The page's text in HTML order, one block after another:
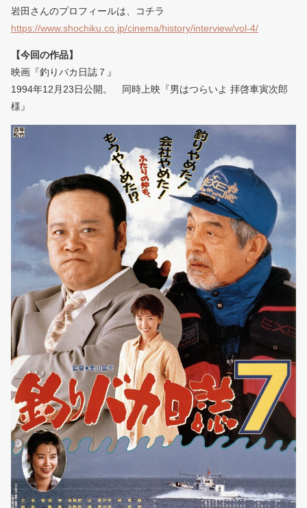
岩田さんのプロフィールは、コチラ
https://www.shochiku.co.jp/cinema/history/interview/vol-4/
【今回の作品】
映画『釣りバカ日誌７』
1994年12月23日公開。 同時上映『男はつらいよ 拝啓車寅次郎
様』